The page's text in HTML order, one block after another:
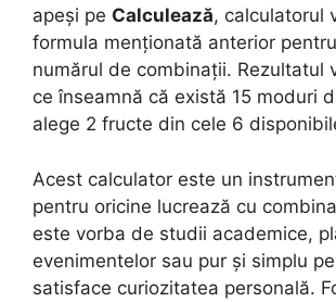
apeși pe Calculează, calculatorul
formula menționată anterior
numărul de combinații. Rezultatul
ce înseamnă că există 15 moduri
alege 2 fructe din cele 6
Acest calculator este un
pentru oricine lucrează cu
este vorba de studii academice,
evenimentelor sau pur și simplu
satisface curiozitatea personală.